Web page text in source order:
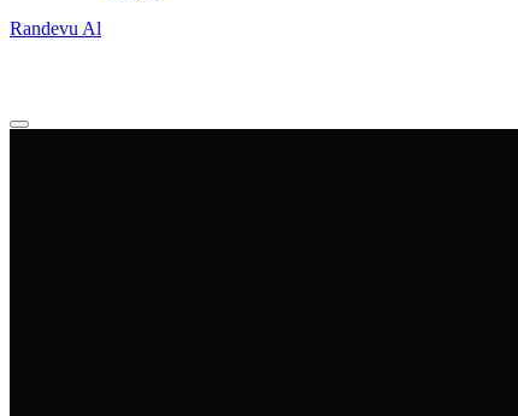
Randevu Al